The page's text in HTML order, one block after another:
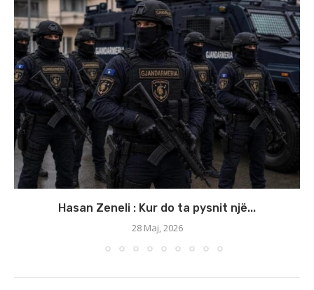
Hasan Zeneli : Kur do ta pysnit një...
28 Maj, 2026